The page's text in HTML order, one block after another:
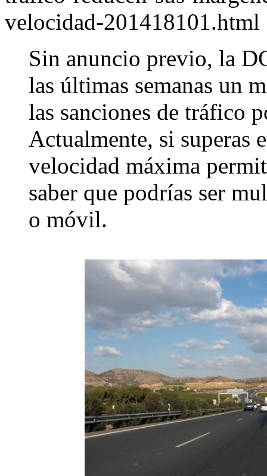
velocidad-201418101.html
Sin anuncio previo, la
las últimas semanas un
las sanciones de tráfico
Actualmente, si superas
velocidad máxima
saber que podrías ser
o móvil.